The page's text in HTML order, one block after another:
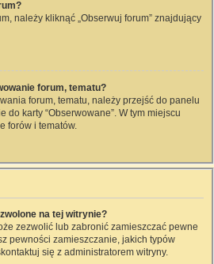
należy kliknąć „Obserwuj forum” znajdujący
forum, tematu?
forum, tematu, należy przejść do panelu
do karty “Obserwowane”. W tym miejscu
forów i tematów.
na tej witrynie?
zezwolić lub zabronić zamieszczać pewne
pewności zamieszczanie, jakich typów
się z administratorem witryny.